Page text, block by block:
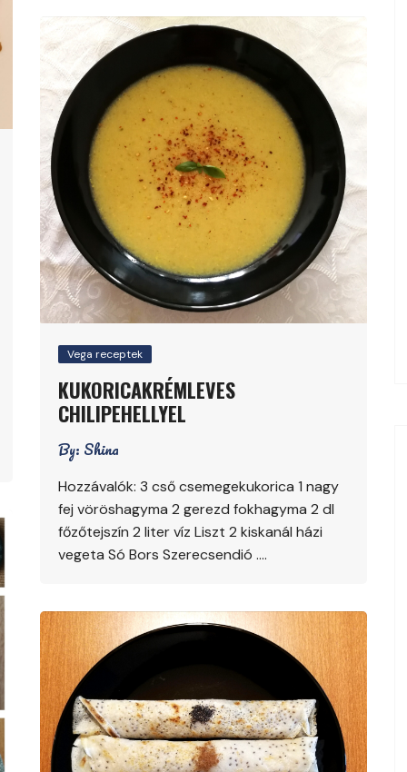
Vega receptek
KUKORICAKRÉMLEVES
CHILIPEHELLYEL
By: Shina
Hozzávalók: 3 cső csemegekukorica 1 nagy
fej vöröshagyma 2 gerezd fokhagyma 2 dl
főzőtejszín 2 liter víz Liszt 2 kiskanál házi
vegeta Só Bors Szerecsendió ….